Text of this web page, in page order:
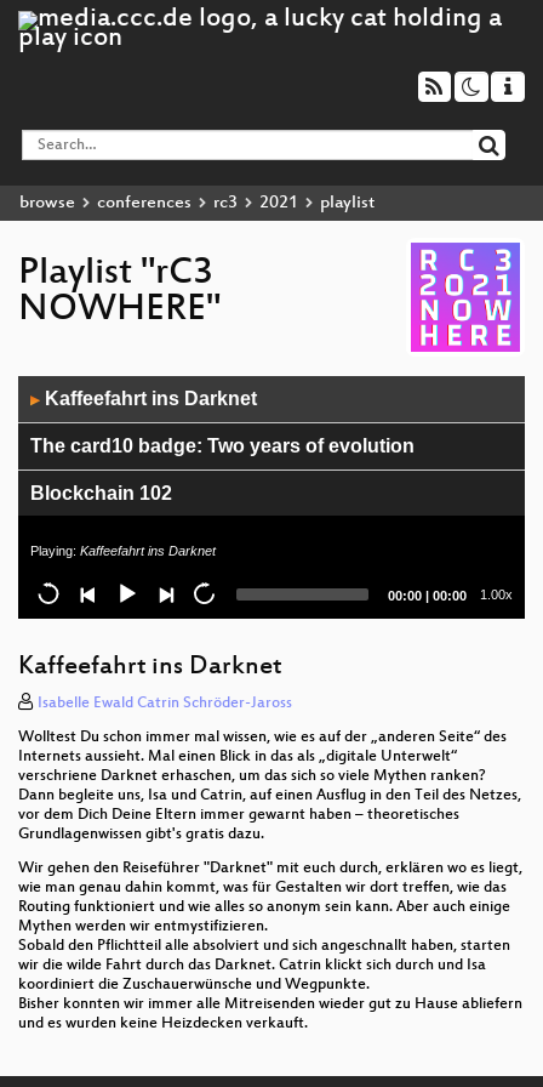
browse conferences rc3 2021 playlist
Playlist "rC3
NOWHERE"
Player
▶ Kaffeefahrt ins Darknet
The card10 badge: Two years of evolution
Blockchain 102
Kinofilm Kamera
Eine kurze Einführung in die Signalisierung von
Transparenz durch offene Verwaltungsdaten
gestalten
Wirtschaft neu gedacht - die WTF Kooperative eG
Stell dir vor, du bist außen vor - digitale Teilhabe mit
Freifunk
Digitale Souveränität nur mit Freier Software!
State of the accessibility
KOALitionsvertragsAnalyse
ADS-B & AIS - Open Data is in the air
Playing: Kaffeefahrt ins Darknet
Current
00:00 | Total
00:00 1.00x
Kaffeefahrt ins Darknet
Isabelle Ewald Catrin Schröder-Jaross
Wolltest Du schon immer mal wissen, wie es auf der „anderen Seite“ des
Internets aussieht. Mal einen Blick in das als „digitale Unterwelt“
verschriene Darknet erhaschen, um das sich so viele Mythen ranken?
Dann begleite uns, Isa und Catrin, auf einen Ausflug in den Teil des Netzes,
vor dem Dich Deine Eltern immer gewarnt haben – theoretisches
Grundlagenwissen gibt's gratis dazu.
Wir gehen den Reiseführer "Darknet" mit euch durch, erklären wo es liegt,
wie man genau dahin kommt, was für Gestalten wir dort treffen, wie das
Routing funktioniert und wie alles so anonym sein kann. Aber auch einige
Mythen werden wir entmystifizieren.
Sobald den Pflichtteil alle absolviert und sich angeschnallt haben, starten
wir die wilde Fahrt durch das Darknet. Catrin klickt sich durch und Isa
koordiniert die Zuschauerwünsche und Wegpunkte.
Bisher konnten wir immer alle Mitreisenden wieder gut zu Hause abliefern
und es wurden keine Heizdecken verkauft.